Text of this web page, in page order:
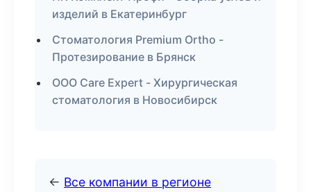
изделий в Екатеринбург
Стоматология Premium Ortho -
Протезирование в Брянск
ООО Care Expert - Хирургическая
стоматология в Новосибирск
← Все компании в регионе